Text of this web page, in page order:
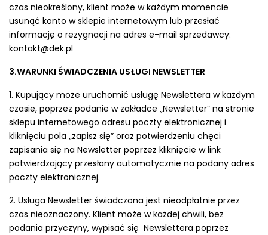
czas nieokreślony, klient może w każdym momencie
usunąć konto w sklepie internetowym lub przesłać
informację o rezygnacji na adres e-mail sprzedawcy:
kontakt@dek.pl
3.WARUNKI ŚWIADCZENIA USŁUGI NEWSLETTER
1. Kupujący może uruchomić usługę Newslettera w każdym
czasie, poprzez podanie w zakładce „Newsletter” na stronie
sklepu internetowego adresu poczty elektronicznej i
kliknięciu pola „zapisz się” oraz potwierdzeniu chęci
zapisania się na Newsletter poprzez kliknięcie w link
potwierdzający przesłany automatycznie na podany adres
poczty elektronicznej.
2. Usługa Newsletter świadczona jest nieodpłatnie przez
czas nieoznaczony. Klient może w każdej chwili, bez
podania przyczyny, wypisać się Newslettera poprzez